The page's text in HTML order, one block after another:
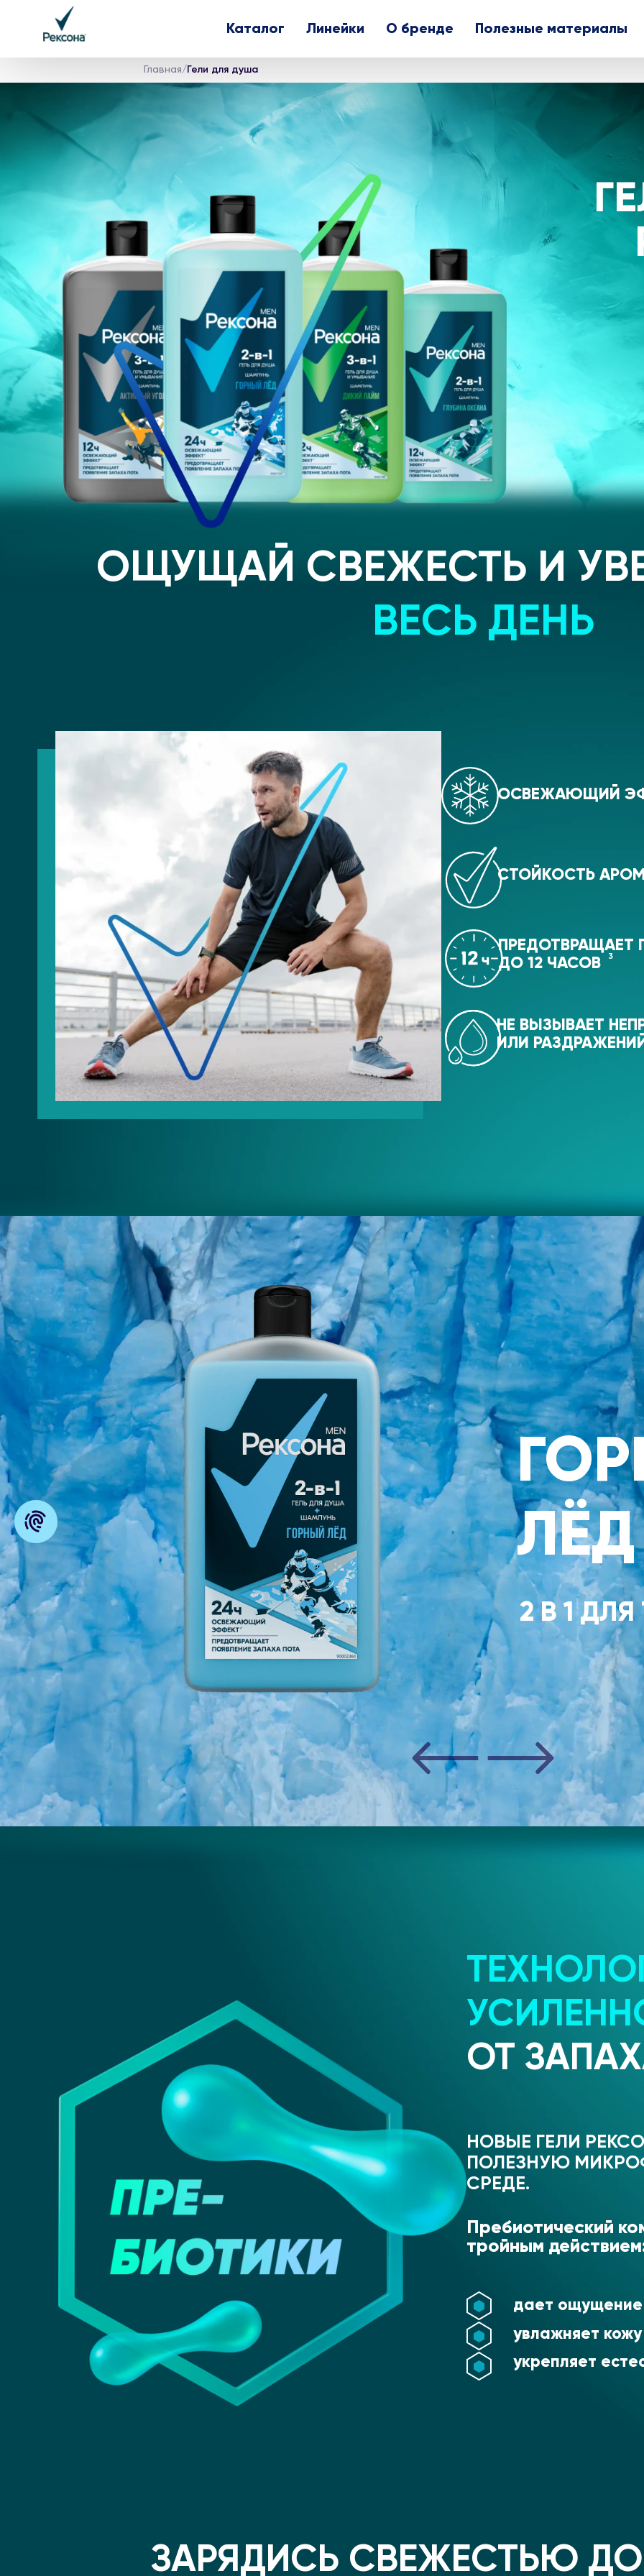
Каталог Линейки О бренде Полезные материалы
Главная/ Гели для душа
ОЩУЩАЙ СВЕЖЕСТЬ И
ВЕСЬ ДЕНЬ
ОСВЕЖАЮЩИЙ
СТОЙКОСТЬ
ПРЕДОТВРАЩАЕТ
ДО 12 ЧАСОВ
3
НЕ ВЫЗЫВАЕТ
ИЛИ
ЛЁД
2 В 1
ОТ
НОВЫЕ ГЕЛИ
ПОЛЕЗНУЮ
СРЕДЕ.
Пребиотический
тройным
дает ощущение
увлажняет кожу
укрепляет
ЗАРЯДИСЬ СВЕЖЕСТЬЮ